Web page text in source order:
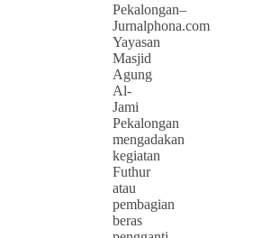
Pekalongan–
Jurnalphona.com
Yayasan
Masjid
Agung
Al-
Jami
Pekalongan
mengadakan
kegiatan
Futhur
atau
pembagian
beras